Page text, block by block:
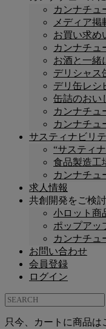
カンナチュ
メディア掲
お買い求め
カンナチュ
お酒と一緒
デリシャス
デリ缶レシ
缶詰のおい
カンナチュ
カンナチュ
サスティナビリ
“サスティ
食品製造工
カンナチュ
求人情報
共創開発をご検
小ロット商
ポップアッ
カンナチュ
お問い合わせ
会員登録
ログイン
只今、カートに商品は